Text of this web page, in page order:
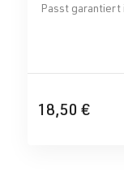
Passt garantiert
18,50 €